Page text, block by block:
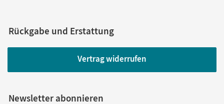
Rückgabe und Erstattung
Vertrag widerrufen
Newsletter abonnieren